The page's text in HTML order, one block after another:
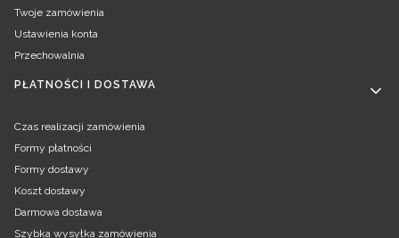
Twoje zamówienia
Ustawienia konta
Przechowalnia
PŁATNOŚCI I DOSTAWA
Czas realizacji zamówienia
Formy płatności
Formy dostawy
Koszt dostawy
Darmowa dostawa
Szybka wysyłka zamówienia